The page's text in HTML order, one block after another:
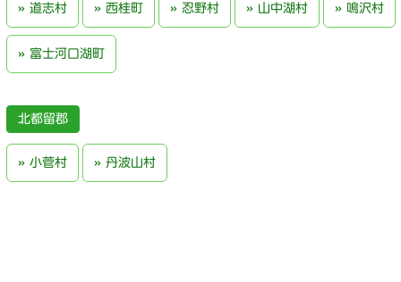
道志村 西桂町 忍野村 山中湖村 鳴沢村
富士河口湖町
北都留郡
小菅村 丹波山村